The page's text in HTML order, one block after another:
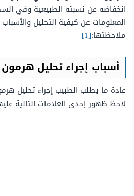
انخفاضه عن نسبته الطبيعية وفي
المعلومات عن كيفية التحليل
ملاحظتها:[1]
أسباب إجراء تحليل هرمون
عادة ما يطلب الطبيب إجراء تحليل
لاحظ ظهور إحدى العلامات التالية